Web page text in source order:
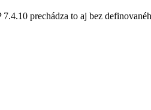
prechádza to aj bez